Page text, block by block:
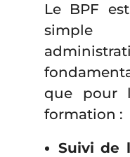
Le BPF
que pour
formation :
Suivi de